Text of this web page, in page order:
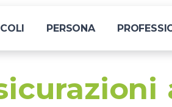
PERSONA